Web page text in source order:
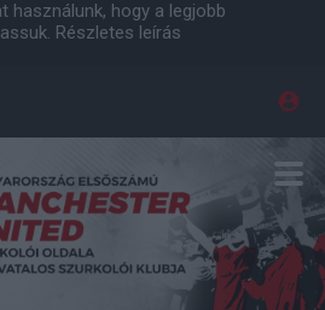
használunk, hogy a legjobb
Részletes leírás